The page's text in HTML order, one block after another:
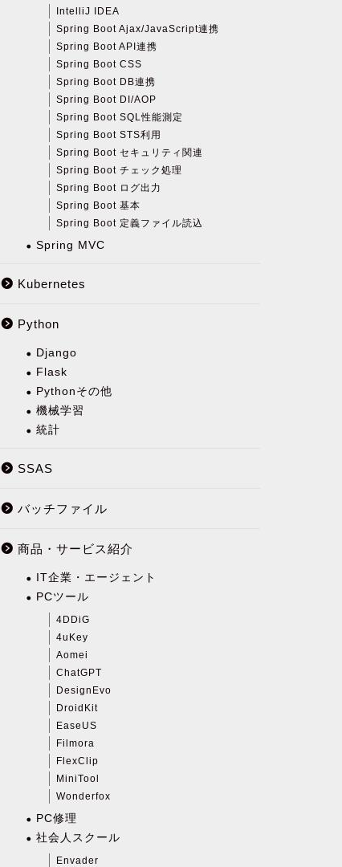
IntelliJ IDEA
Spring Boot Ajax/JavaScript連携
Spring Boot API連携
Spring Boot CSS
Spring Boot DB連携
Spring Boot DI/AOP
Spring Boot SQL性能測定
Spring Boot STS利用
Spring Boot セキュリティ関連
Spring Boot チェック処理
Spring Boot ログ出力
Spring Boot 基本
Spring Boot 定義ファイル読込
Spring MVC
Kubernetes
Python
Django
Flask
Pythonその他
機械学習
統計
SSAS
バッチファイル
商品・サービス紹介
IT企業・エージェント
PCツール
4DDiG
4uKey
Aomei
ChatGPT
DesignEvo
DroidKit
EaseUS
Filmora
FlexClip
MiniTool
Wonderfox
PC修理
社会人スクール
Envader